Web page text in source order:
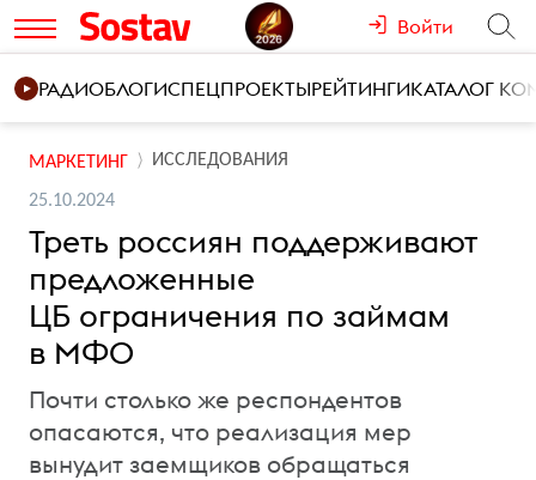
Войти
РАДИОБЛОГИСПЕЦПРОЕКТЫРЕЙТИНГИКАТАЛОГ
МАРКЕТИНГ ИССЛЕДОВАНИЯ
25.10.2024
Треть россиян поддерживают
предложенные
ЦБ ограничения по займам
в МФО
Почти столько же респондентов
опасаются, что реализация мер
вынудит заемщиков обращаться